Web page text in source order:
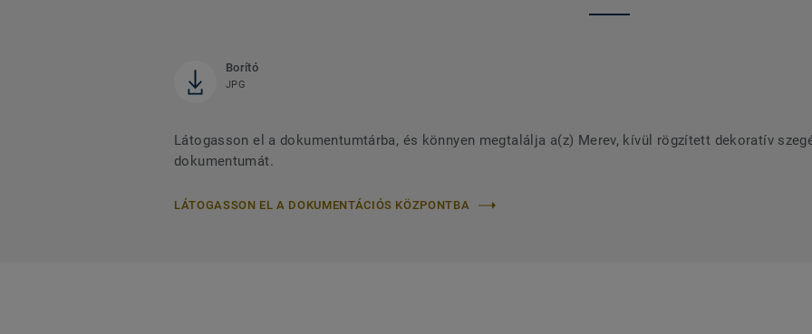
Borító
JPG
Látogasson el a dokumentumtárba, és könnyen megtalálja a(z) Merev, kívül rögzített dekoratív
dokumentumát.
LÁTOGASSON EL A DOKUMENTÁCIÓS KÖZPONTBA